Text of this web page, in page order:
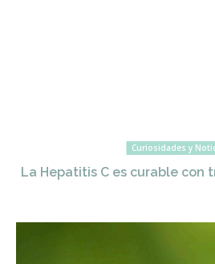
Curiosidades y
La Hepatitis C es curable